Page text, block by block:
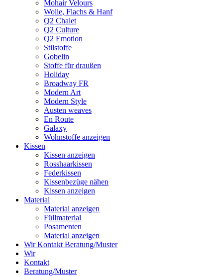
Mohair Velours
Wolle, Flachs & Hanf
Q2 Chalet
Q2 Culture
Q2 Emotion
Stilstoffe
Gobelin
Stoffe für draußen
Holiday
Broadway FR
Modern Art
Modern Style
Austen weaves
En Route
Galaxy
Wohnstoffe anzeigen
Kissen
Kissen anzeigen
Rosshaarkissen
Federkissen
Kissenbezüge nähen
Kissen anzeigen
Material
Material anzeigen
Füllmaterial
Posamenten
Material anzeigen
WirKontakt Beratung/Muster
Wir
Kontakt
Beratung/Muster